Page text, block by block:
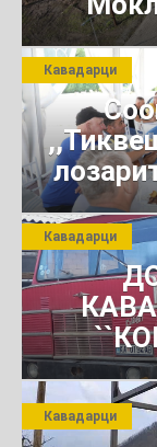
Кавадарци
Кавадарци
Кавадарци